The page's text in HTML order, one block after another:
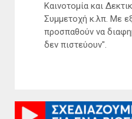
Καινοτομία και
Συμμετοχή κ.λπ. Με
προσπαθούν να
δεν πιστεύουν".